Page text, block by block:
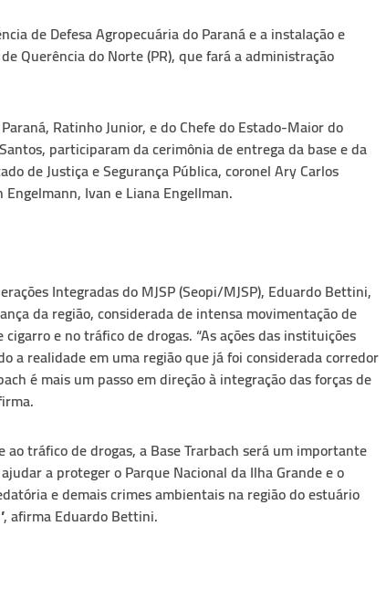
de Defesa Agropecuária do Paraná e a instalação e
Querência do Norte (PR), que fará a administração
Ratinho Junior, e do Chefe do Estado-Maior do
participaram da cerimônia de entrega da base e da
de Justiça e Segurança Pública, coronel Ary Carlos
Ivan e Liana Engellman.
Integradas do MJSP (Seopi/MJSP), Eduardo Bettini,
da região, considerada de intensa movimentação de
e no tráfico de drogas. “As ações das instituições
a realidade em uma região que já foi considerada corredor
é mais um passo em direção à integração das forças de
tráfico de drogas, a Base Trarbach será um importante
a proteger o Parque Nacional da Ilha Grande e o
e demais crimes ambientais na região do estuário
afirma Eduardo Bettini.